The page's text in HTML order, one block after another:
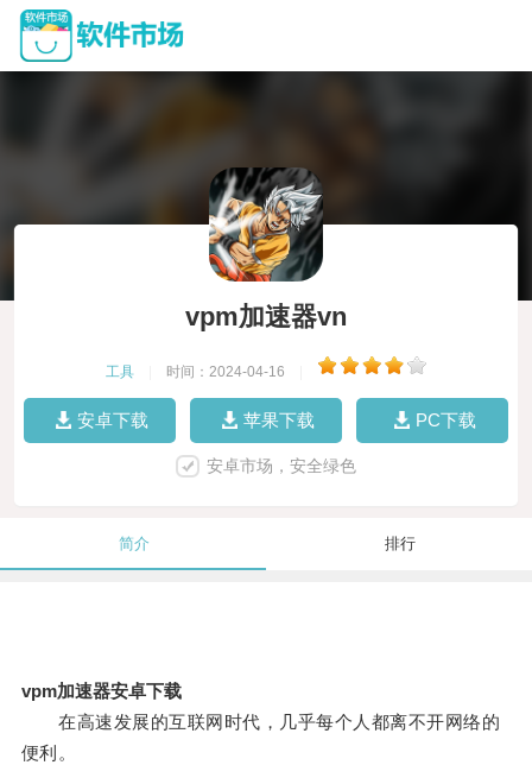
vpm加速器vn
工具 时间：2024-04-16
安卓下载 苹果下载 PC下载
安卓市场，安全绿色
简介 排行
vpm加速器安卓下载
在高速发展的互联网时代，几乎每个人都离不开网络的
便利。